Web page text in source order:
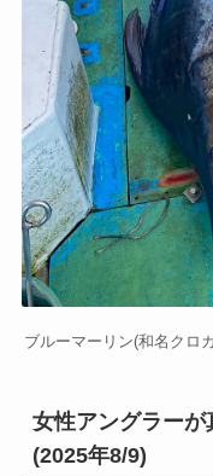
ブルーマーリン(和名ク
女性アングラー
(2025年8/9)